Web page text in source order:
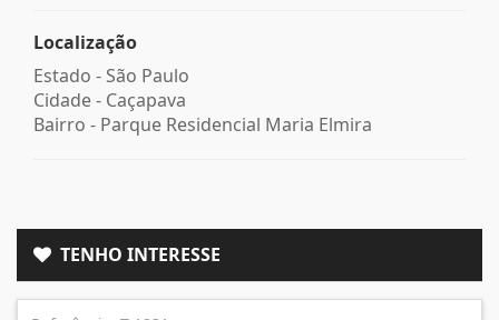
Localização
Estado - São Paulo
Cidade - Caçapava
Bairro - Parque Residencial Maria Elmira
TENHO INTERESSE